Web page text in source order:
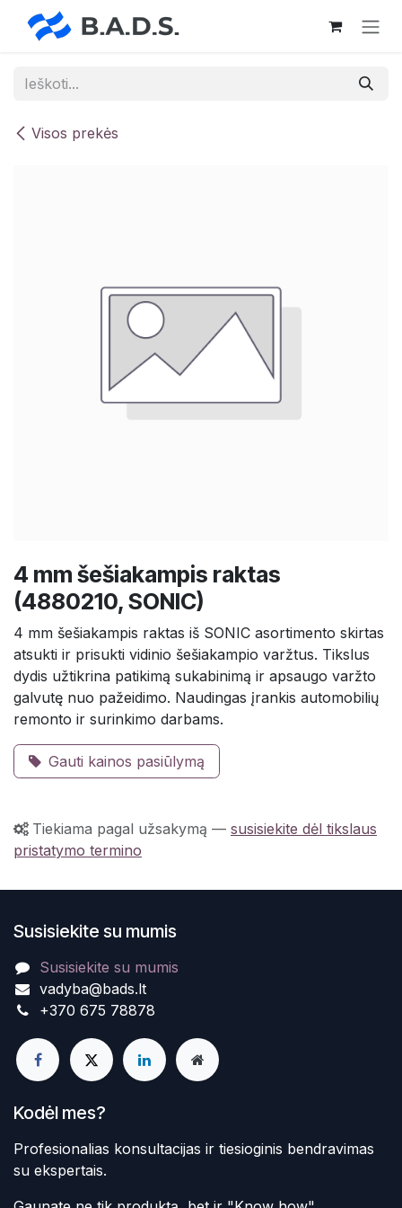
Skip to Content
Visos prekės
4 mm šešiakampis raktas
(4880210, SONIC)
4 mm šešiakampis raktas iš SONIC asortimento skirtas
atsukti ir prisukti vidinio šešiakampio varžtus. Tikslus
dydis užtikrina patikimą sukabinimą ir apsaugo varžto
galvutę nuo pažeidimo. Naudingas įrankis automobilių
remonto ir surinkimo darbams.
Gauti kainos pasiūlymą
Tiekiama pagal užsakymą — susisiekite dėl tikslaus
pristatymo termino
Susisiekite su mumis
Susisiekite su mumis
vadyba@bads.lt
+370 675 78878
Kodėl mes?
Profesionalias konsultacijas ir tiesioginis bendravimas
su ekspertais.